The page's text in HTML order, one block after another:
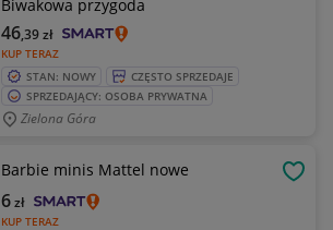
Biwakowa przygoda
KUP TERAZ
46,39zł
STAN: NOWY
CZĘSTO SPRZEDAJE
SPRZEDAJĄCY: OSOBA PRYWATNA
Zielona Góra
Barbie minis Mattel nowe
KUP TERAZ
6zł